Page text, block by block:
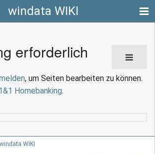
windata WIKI
erforderlich
, um Seiten bearbeiten zu können.
Homebanking.
WIKI